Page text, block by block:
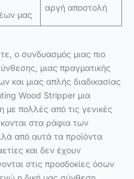
μας
αργή αποστολή
ο συνδυασμός μιας πιο
μιας πραγματικής
και μιας απλής διαδικασίας
Wood Stripper μια
με πολλές από τις γενικές
στα ράφια των
από αυτά τα προϊόντα
και δεν έχουν
στις προσδοκίες όσων